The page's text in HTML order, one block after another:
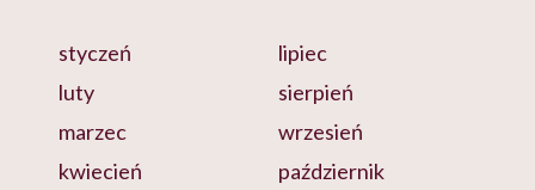
styczeń
luty
marzec
kwiecień
lipiec
sierpień
wrzesień
październik